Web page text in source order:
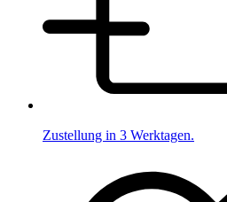
Zustellung in 3 Werktagen.